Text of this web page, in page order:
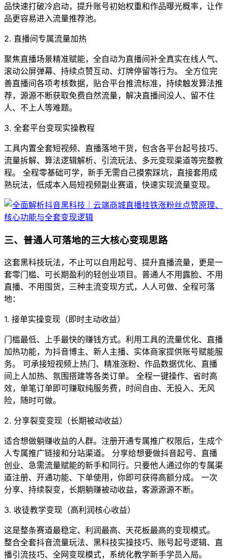
品快速打破冷启动，提升账号初始权重和作品曝光概率，让作
品更容易进入流量推荐池。
2. 直播间专属流量加热
聚焦直播场景精准赋能，全自动为直播间补全真实在线人气、
滚动公屏弹幕、持续点赞互动、灯牌停留等行为。 全方位完
善直播间各项考核数据，贴合平台推流标准，持续触发算法推
荐，源源不断获取免费自然流量，解决直播间没人、留不住
人、不上人等难题。
3. 全套平台变现实操教程
工具内置全套短视频、直播落地干货，包含各平台起号技巧、
流量拆解、算法逻辑解析、引流玩法、多元变现渠道等完整教
程。 全程零基础可学，新手无需自己摸索踩坑，直接套用成
熟玩法，低成本入局短视频副业赛道，快速实现流量变现。
三、普通人可落地的三大核心变现思路
这套黑科技玩法，不止可以自用起号、提升直播流量，更是一
套零门槛、可长期盈利的轻创业项目。普通人不用露脸、不用
直播、不用囤货，三种主流变现方式，人人可做、全程可落
地：
1. 接单实操变现（即时主动收益）
门槛最低、上手最快的赚钱方式。利用工具的流量优化、直播
加热功能，为抖音博主、新人主播、实体商家提供账号赋能服
务。 可承接短视频上热门、精准涨粉、作品数据优化、直播
间上人加热、氛围搭建等各类订单。 全程一键操作、省时高
效，单笔订单即可赚取纯服务费，时间自由、无投入、无风
险，随时可做。
2. 分享裂变变现（长期被动收益）
适合想做躺赚收益的人群。注册开通专属推广权限后，生成个
人专属推广链接和分站渠道。 分享给想要做抖音起号、直播
创业、急需流量赋能的新手和同行。只要他人通过你的专属渠
道注册、开通功能、下单使用，你即可获得高额分成。 一次
分享、持续裂变，长期躺赚被动收益，客源源源不断。
3. 收徒教学变现（高利润核心收益）
这是整条赛道最稳定、利润最高、天花板最高的变现模式。
整合全套抖音流量玩法、黑科技实操技巧、账号起号逻辑、直
播引流技巧、全网变现模式，系统化教学新手学员入局。